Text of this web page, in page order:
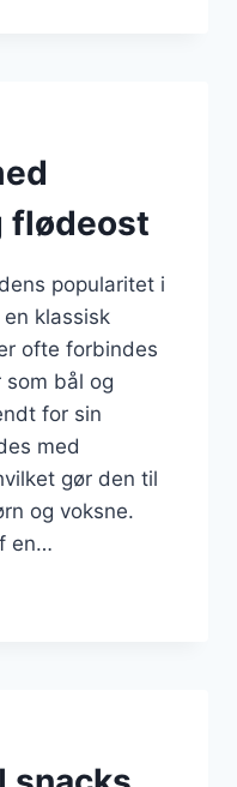
flødeost
popularitet i
klassisk
ofte forbindes
bål og
for sin
med
gør den til
og voksne.
en…